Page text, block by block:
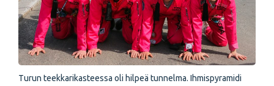
Turun teekkarikasteessa oli hilpeä tunnelma. Ihmispyramidi